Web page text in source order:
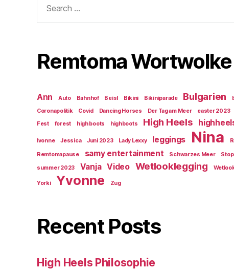
for:
Remtoma Wortwolke
Ann Auto Bahnhof Beisl Bikini Bikiniparade Bulgarien
Coronapolitik
Covid Dancing Horses Der Tag am Meer easter 2023
Fest forest high boots highboots High Heels
Ivonne Jessica Juni 2023 Lady Lexxy leggings Nina
Remtomapause samy entertainment Schwarzes Meer
summer 2023
Vanja Video Wetlooklegging
Yorki Yvonne Zug
Recent Posts
High Heels Philosophie